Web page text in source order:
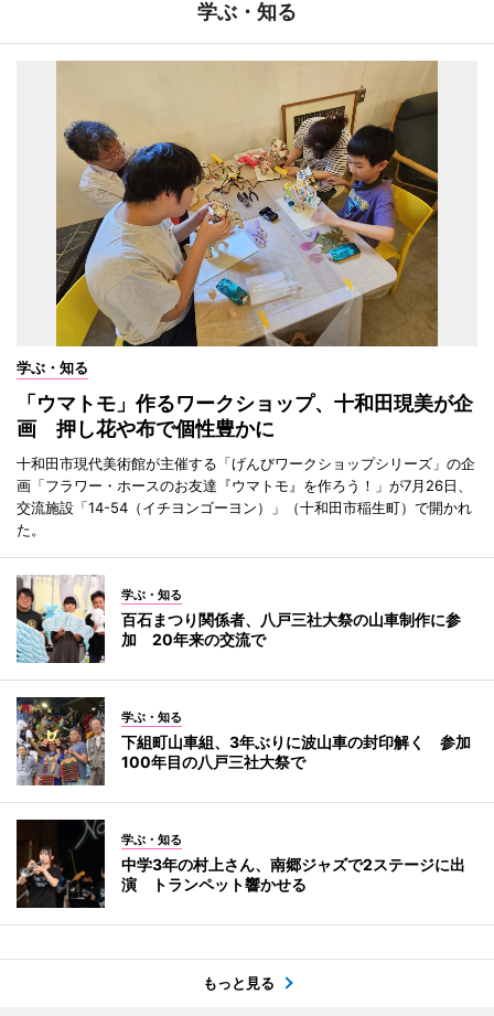
学ぶ・知る
学ぶ・知る
「ウマトモ」作るワークショップ、十和田現美が企
画 押し花や布で個性豊かに
十和田市現代美術館が主催する「げんびワークショップシリーズ」の企
画「フラワー・ホースのお友達『ウマトモ』を作ろう！」が7月26日、
交流施設「14-54（イチヨンゴーヨン）」（十和田市稲生町）で開かれ
た。
学ぶ・知る
百石まつり関係者、八戸三社大祭の山車制作に参
加 20年来の交流で
学ぶ・知る
下組町山車組、3年ぶりに波山車の封印解く 参加
100年目の八戸三社大祭で
学ぶ・知る
中学3年の村上さん、南郷ジャズで2ステージに出
演 トランペット響かせる
もっと見る